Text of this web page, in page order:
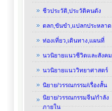
ชีวประวัติ,ประวัติคนดัง
ตลก,ขันขำ,แปลกประหลาด
ท่องเที่ยว,เดินทาง,แผนที่
นวนิยายแนวชีวิตและสังคม
นวนิยายแนววิทยาศาสตร์
นิยาย/วรรณกรรม/เรื่องสั้น
นิยาย/วรรณกรรมจีน/กำลัง
ภายใน